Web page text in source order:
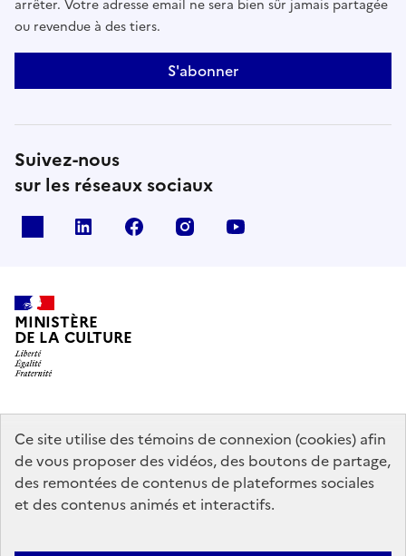
Ce site utilise des témoins de connexion (cookies) afin
de vous proposer des vidéos, des boutons de partage,
des remontées de contenus de plateformes sociales
et des contenus animés et interactifs.
arrêter. Votre adresse email ne sera bien sûr jamais partagée
ou revendue à des tiers.
S'abonner
Suivez-nous
sur les réseaux sociaux
linkedin facebook instagram
MINISTÈRE
DE LA CULTURE
data.gouv.fr legifrance.gouv.fr
info.gouv.fr
service-public.gouv.fr
Mentions légales Accessibilité : partiellement conforme Politique